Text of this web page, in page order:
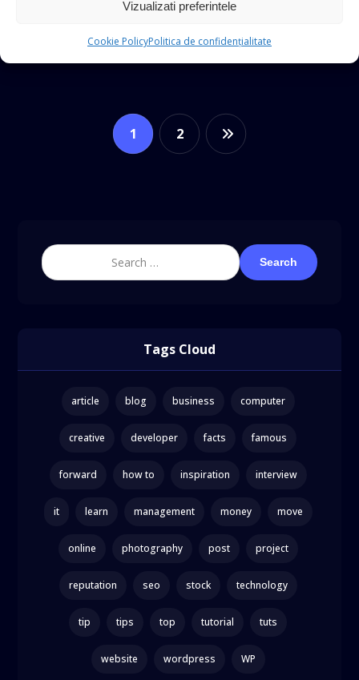
Vizualizati preferintele
Cookie PolicyPolitica de confidențialitate
1 2
Search
Tags Cloud
article blog business computer
creative developer facts famous
forward how to inspiration interview
it learn management money move
online photography post project
reputation seo stock technology
tip tips top tutorial tuts
website wordpress WP